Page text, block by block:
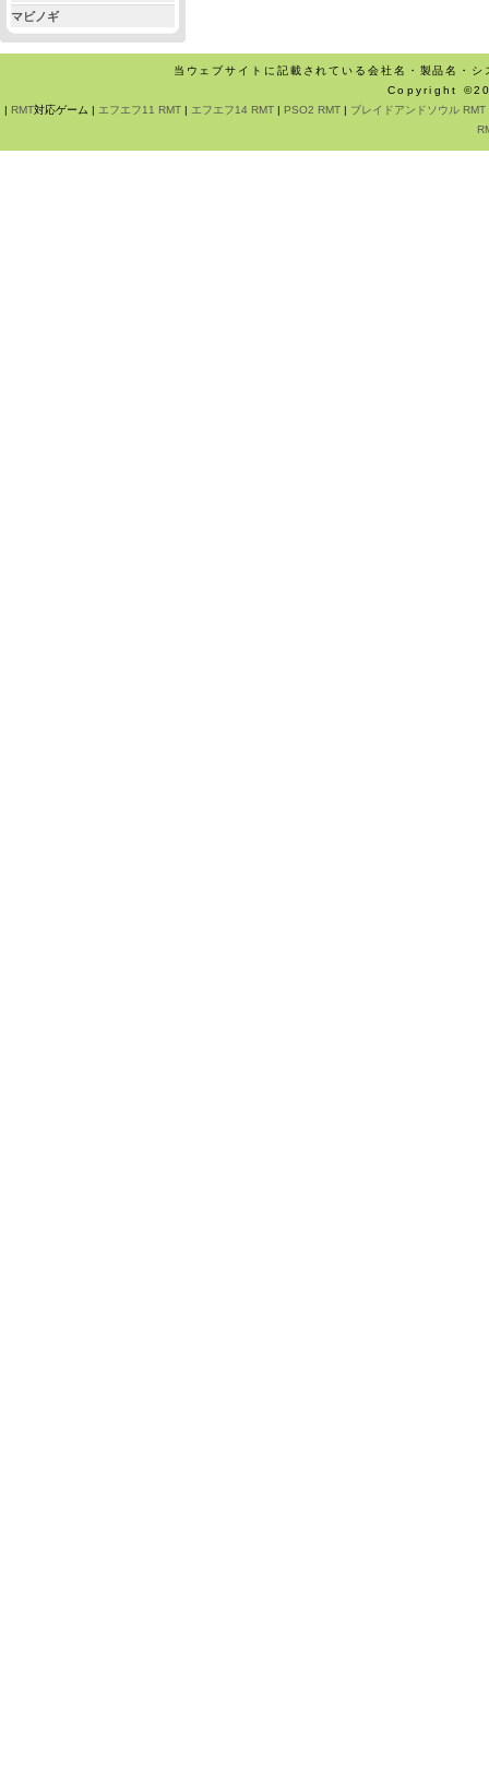
マビノギ
当ウェブサイトに記載されている会社名・製品名・
Copyright
| RMT対応ゲーム | エフエフ11 RMT| エフエフ14 RMT| PSO2 RMT| ブレイドアンドソウル RMT